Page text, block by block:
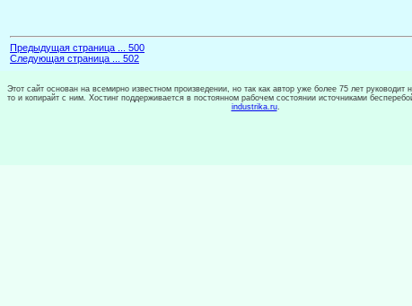
Предыдущая страница ... 500
Следующая страница ... 502
Этот сайт основан на всемирно известном произведении, но так как автор уже более 75 лет руководит
то и копирайт с ним. Хостинг поддерживается в постоянном рабочем состоянии источниками
industrika.ru.